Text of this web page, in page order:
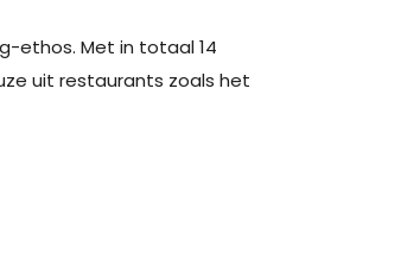
ethos. Met in totaal 14
uit restaurants zoals het